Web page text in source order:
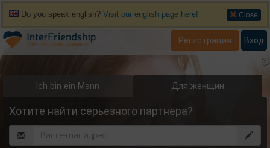
Close
Do you speak english? Visit our english page here!
Ich bin ein Mann Для женщин
Хотите найти серьезного партнера?
Регистрация Вход